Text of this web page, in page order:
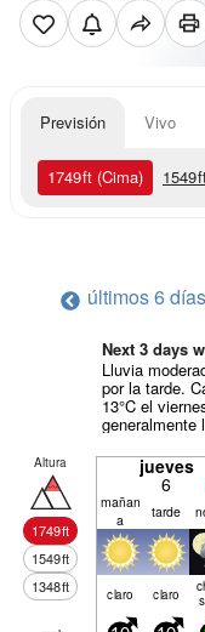
Previsión Vivo
1749ft (Cima) 1549
últimos 6 días
Next 3 days
Lluvia
por la tarde.
13°C el
generalmente
Altura
1749ft
1549ft
1348ft
jueves
6
mañan
a
tarde
claro claro